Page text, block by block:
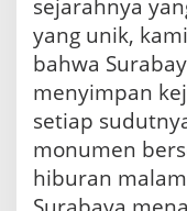
sejarahnya
yang unik,
bahwa
menyimpan
setiap
monumen
hiburan